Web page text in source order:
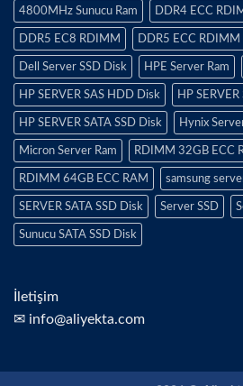
4800MHz Sunucu Ram DDR4 ECC
DDR5 EC8 RDIMM DDR5 ECC RDIMM
Dell Server SSD Disk HPE Server Ram
HP SERVER SAS HDD Disk HP
HP SERVER SATA SSD Disk Hynix
Micron Server Ram RDIMM 32GB ECC
RDIMM 64GB ECC RAM samsung
SERVER SATA SSD Disk Server SSD
Sunucu SATA SSD Disk
İletişim
✉ info@aliyekta.com